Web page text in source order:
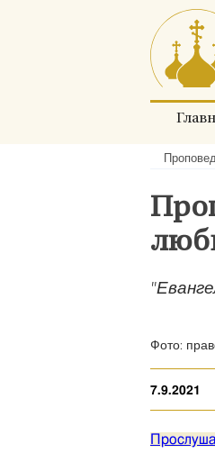
Перейти
к
Хлебные
Фото:
7.9.2021